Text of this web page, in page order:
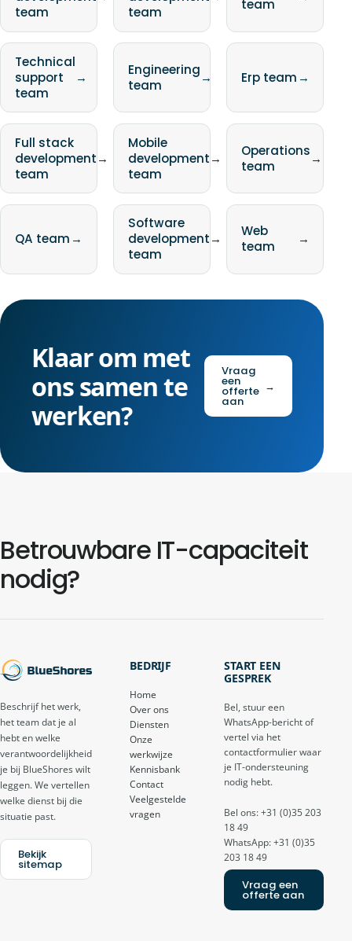
team
team
team
Technical
support
team
→
Engineering
team
→ Erp team →
Full stack
development
team
→
Mobile
development
team
→
Operations
team
→
QA team →
Software
development
team
→
Web
team
→
Klaar om met
ons samen te
werken?
Vraag
een
offerte
aan
→
Betrouwbare IT-capaciteit
nodig?
Beschrijf het werk,
het team dat je al
hebt en welke
verantwoordelijkheid
je bij BlueShores wilt
leggen. We vertellen
welke dienst bij die
situatie past.
Bekijk
sitemap
BEDRIJF
Home
Over ons
Diensten
Onze
werkwijze
Kennisbank
Contact
Veelgestelde
vragen
START EEN
GESPREK
Bel, stuur een
WhatsApp-bericht of
vertel via het
contactformulier waar
je IT-ondersteuning
nodig hebt.
Bel ons: +31 (0)35 203
18 49
WhatsApp: +31 (0)35
203 18 49
Vraag een
offerte aan